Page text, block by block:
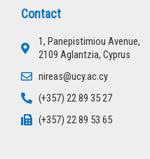
Contact
1, Panepistimiou Avenue,
2109 Aglantzia, Cyprus
nireas@ucy.ac.cy
(+357) 22 89 35 27
(+357) 22 89 53 65